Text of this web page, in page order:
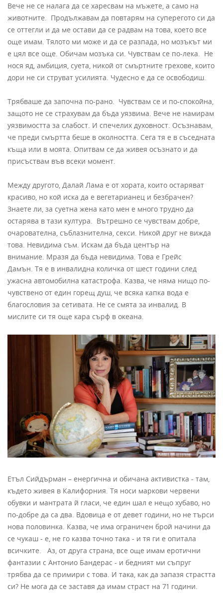
Вече не се налага да се харесвам на мъжете, а само на
животните. Продължавам да повтарям на суперегото си да
се оттегли и да ме остави да се радвам на това, което все
още имам. Тялото ми може и да се разпада, но мозъкът ми
е цял все още. Обичам мозъка си. Чувствам се по-лека. Не
нося яд, амбиция, суета, никой от смъртните грехове, които
дори не си струват усилията. Чудесно е да се освободиш.
Трябваше да започна по-рано. Чувствам се и по-спокойна,
защото не се страхувам да бъда уязвима. Вече не намирам
уязвимостта за слабост. И спечелих духовност. Осъзнавам,
че преди смъртта беше в околността. Сега тя е в съседната
къща или в моята. Опитвам се да живея осъзнато и да
присъствам във всеки момент.
Между другото, Далай Лама е от хората, които остаряват
красиво, но кой иска да е вегетарианец и безбрачен?
Знаете ли, за суетна жена като мен е много трудно да
остарява в тази култура. Вътрешно се чувствам добре,
очарователна, съблазнителна, секси. Никой друг не вижда
това. Невидима съм. Искам да бъда център на
внимание. Мразя да бъда невидима. Това е Грейс
Дамън. Тя е в инвалидна количка от шест години след
ужасна автомобилна катастрофа. Казва, че няма нищо по-
чувствено от един горещ душ, че всяка капка вода е
благословия за сетивата. Не се смята за инвалид. В
мислите си тя още кара сърф в океана.
Етъл Сийдърман – енергична и обичана активистка - там,
където живея в Калифорния. Тя носи маркови червени
обувки и мантрата й гласи, че един шал е нещо хубаво, но
по-добре да са два. Вдовица е от девет години, но не търси
нова половинка. Казва, че има ограничен брой начини да
се чукаш - е, не го казва точно така - и тя ги е опитала
всичките. Аз, от друга страна, все още имам еротични
фантазии с Антонио Бандерас - и бедният ми съпруг
трябва да се примири с това. И така, как да запазя страстта
си? Не мога да се заставя да имам страст на 71 години.